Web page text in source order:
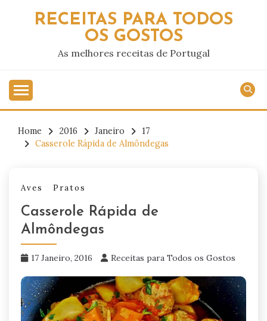
RECEITAS PARA TODOS
OS GOSTOS
As melhores receitas de Portugal
Home 2016 Janeiro
17
Casserole Rápida de Almôndegas
Aves Pratos
Casserole Rápida de
Almôndegas
17 Janeiro, 2016 Receitas para Todos os Gostos